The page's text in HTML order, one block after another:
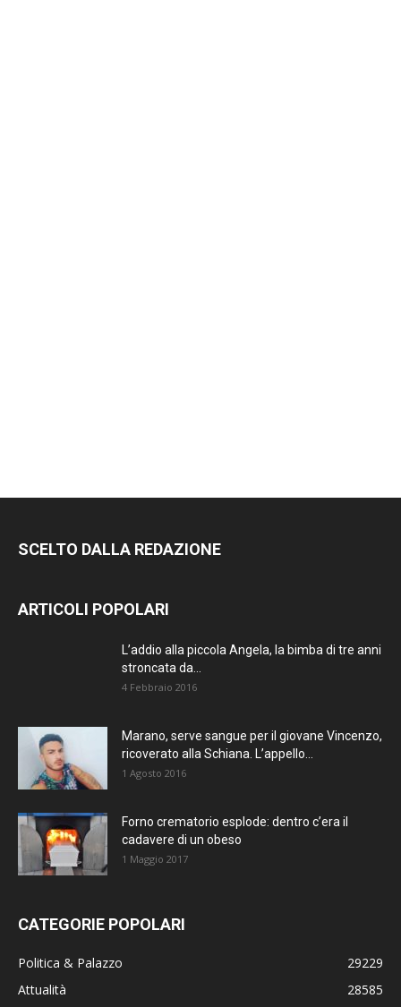
SCELTO DALLA REDAZIONE
ARTICOLI POPOLARI
L’addio alla piccola Angela, la bimba di tre anni
stroncata da...
4 Febbraio 2016
Marano, serve sangue per il giovane Vincenzo,
ricoverato alla Schiana. L’appello...
1 Agosto 2016
Forno crematorio esplode: dentro c’era il
cadavere di un obeso
1 Maggio 2017
CATEGORIE POPOLARI
Politica & Palazzo
29229
Attualità
28585